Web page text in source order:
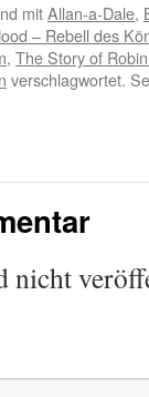
mitAllan-a-Dale,
– Rebell des
, The Story of
verschlagwortet.
nicht